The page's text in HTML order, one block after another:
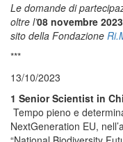
Le domande di
oltre l’08 novembre 2023
sito della Fondazione
***
13/10/2023
1 Senior Scientist in
Tempo pieno e
NextGeneration EU,